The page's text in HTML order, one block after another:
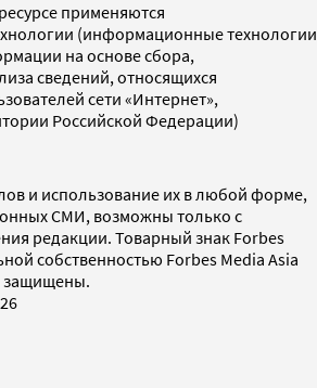
применяются
(информационные технологии
на основе сбора,
сведений, относящихся
сети «Интернет»,
Российской Федерации)
и использование их в любой форме,
СМИ, возможны только с
редакции. Товарный знак Forbes
собственностью Forbes Media Asia
защищены.